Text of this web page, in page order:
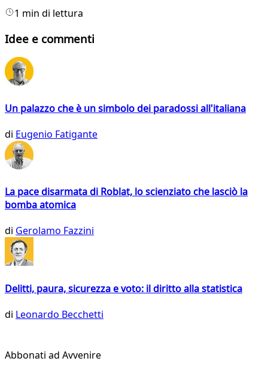
1 min di lettura
Idee e commenti
Un palazzo che è un simbolo dei paradossi all'italiana
di Eugenio Fatigante
La pace disarmata di Roblat, lo scienziato che lasciò la
bomba atomica
di Gerolamo Fazzini
Delitti, paura, sicurezza e voto: il diritto alla statistica
di Leonardo Becchetti
Abbonati ad Avvenire